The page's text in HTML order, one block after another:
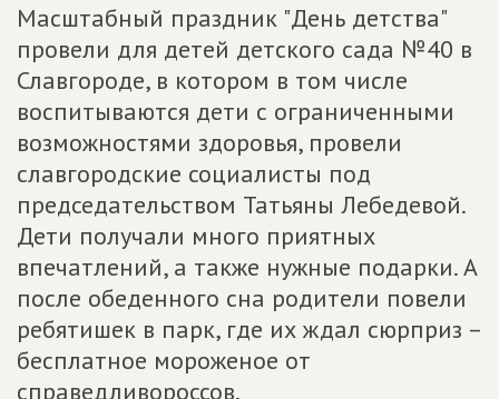
Масштабный праздник "День детства"
провели для детей детского сада №40 в
Славгороде, в котором в том числе
воспитываются дети с ограниченными
возможностями здоровья, провели
славгородские социалисты под
председательством Татьяны Лебедевой.
Дети получали много приятных
впечатлений, а также нужные подарки. А
после обеденного сна родители повели
ребятишек в парк, где их ждал сюрприз –
бесплатное мороженое от
справедливороссов.